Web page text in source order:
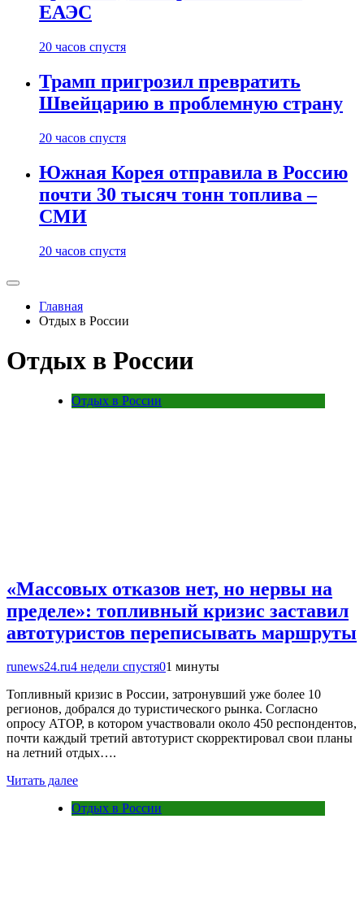
ЕАЭС
20 часов спустя
Трамп пригрозил превратить
Швейцарию в проблемную страну
20 часов спустя
Южная Корея отправила в Россию
почти 30 тысяч тонн топлива –
СМИ
20 часов спустя
Главная
Отдых в России
Отдых в России
Отдых в России
«Массовых отказов нет, но нервы на
пределе»: топливный кризис заставил
автотуристов переписывать маршруты
runews24.ru4 недели спустя01 минуты
Топливный кризис в России, затронувший уже более 10
регионов, добрался до туристического рынка. Согласно
опросу АТОР, в котором участвовали около 450 респондентов,
почти каждый третий автотурист скорректировал свои планы
на летний отдых….
Читать далее
Отдых в России